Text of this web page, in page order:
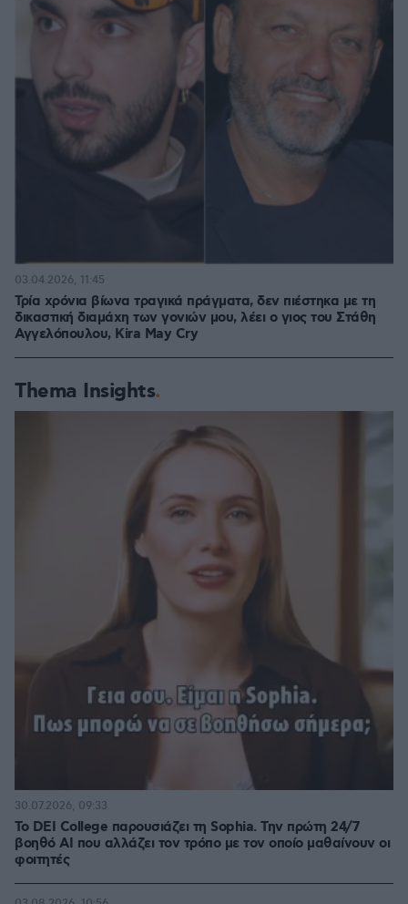
Τρία χρόνια βίωνα τραγικά πράγματα, δεν πιέστηκα με τη
δικαστική διαμάχη των γονιών μου, λέει ο γιος του Στάθη
Αγγελόπουλου, Kira May Cry
03.04.2026, 11:45
Thema Insights
Το DEI College παρουσιάζει τη Sophia. Την πρώτη 24/7
βοηθό AI που αλλάζει τον τρόπο με τον οποίο μαθαίνουν οι
φοιτητές
30.07.2026, 09:33